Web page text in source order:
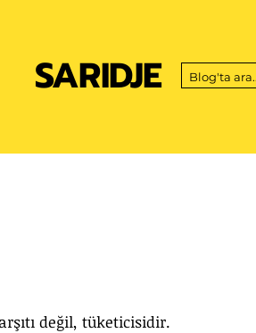
SARIDJE
değil, tüketicisidir.